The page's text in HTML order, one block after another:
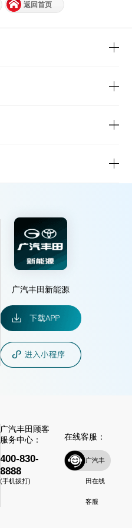
返回首页
广汽丰田新能源
广汽丰田顾客
服务中心：
400-830-
8888
(手机拨打)
在线客服：
广汽丰
田在线
客服